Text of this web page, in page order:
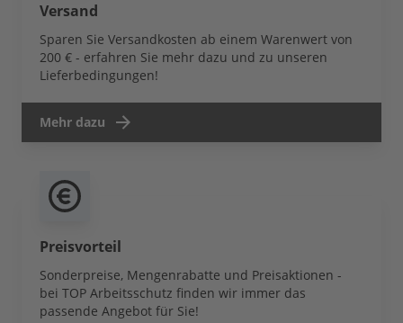
Versand
Sparen Sie Versandkosten ab einem Warenwert von
200 € - erfahren Sie mehr dazu und zu unseren
Lieferbedingungen!
Mehr dazu
Preisvorteil
Sonderpreise, Mengenrabatte und Preisaktionen -
bei TOP Arbeitsschutz finden wir immer das
passende Angebot für Sie!